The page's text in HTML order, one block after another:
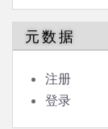
元数据
注册
登录